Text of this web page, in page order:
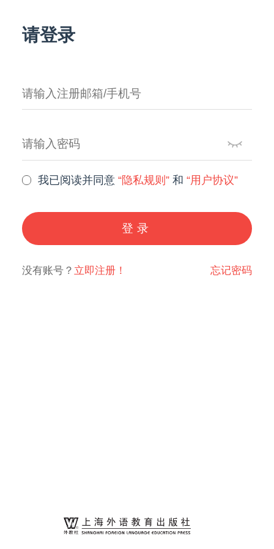
请登录
我已阅读并同意“隐私规则” 和“用户协议”
登录
没有账号？ 立即注册！ 忘记密码